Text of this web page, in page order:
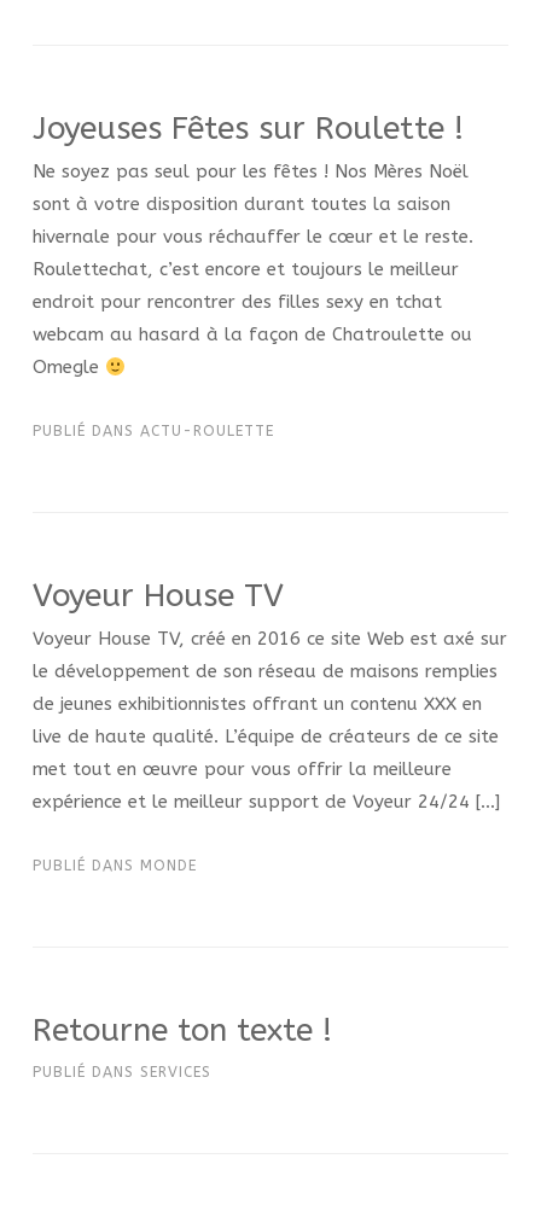
Joyeuses Fêtes sur Roulette !
Ne soyez pas seul pour les fêtes ! Nos Mères Noël
sont à votre disposition durant toutes la saison
hivernale pour vous réchauffer le cœur et le reste.
Roulettechat, c’est encore et toujours le meilleur
endroit pour rencontrer des filles sexy en tchat
webcam au hasard à la façon de Chatroulette ou
Omegle
PUBLIÉ DANS ACTU-ROULETTE
Voyeur House TV
Voyeur House TV, créé en 2016 ce site Web est axé sur
le développement de son réseau de maisons remplies
de jeunes exhibitionnistes offrant un contenu XXX en
live de haute qualité. L’équipe de créateurs de ce site
met tout en œuvre pour vous offrir la meilleure
expérience et le meilleur support de Voyeur 24/24 […]
PUBLIÉ DANS MONDE
Retourne ton texte !
PUBLIÉ DANS SERVICES